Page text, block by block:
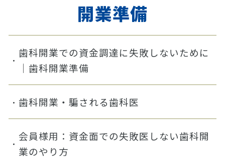
開業準備
歯科開業での資金調達に失敗しないために
｜歯科開業準備
歯科開業・騙される歯科医
会員様用：資金面での失敗医しない歯科開
業のやり方